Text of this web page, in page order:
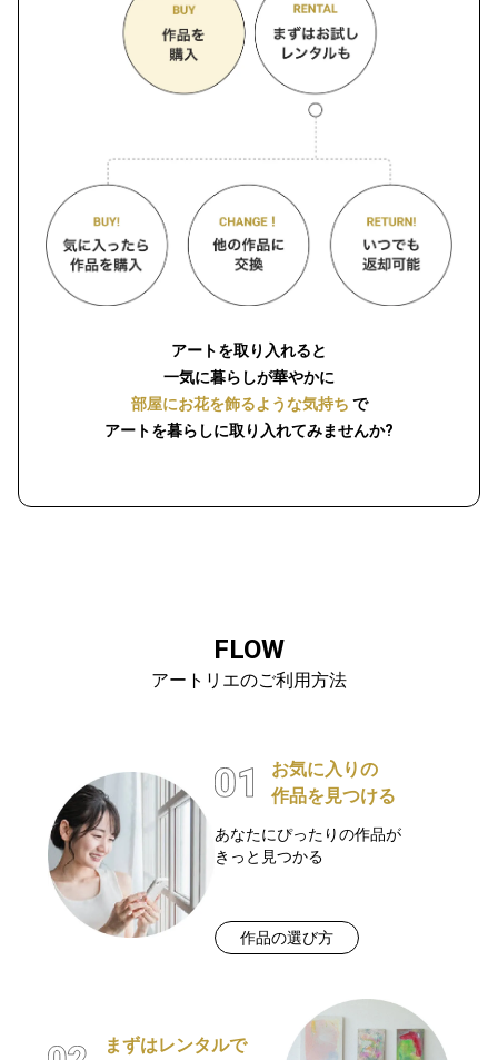
アートを取り入れると
一気に暮らしが華やかに
部屋にお花を飾るような気持ち で
アートを暮らしに取り入れてみませんか?
FLOW
アートリエのご利用方法
お気に入りの
作品を見つける
あなたにぴったりの作品が
きっと見つかる
作品の選び方
まずはレンタルで